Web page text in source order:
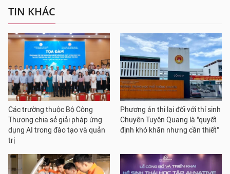
TIN KHÁC
Các trường thuộc Bộ Công
Thương chia sẻ giải pháp ứng
dụng AI trong đào tạo và quản
trị
Phương án thi lại đối với thí sinh
Chuyên Tuyên Quang là "quyết
định khó khăn nhưng cần thiết"